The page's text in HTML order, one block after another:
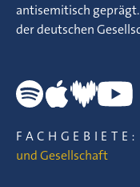
antisemitisch
der deutschen
FACHGEBIETE:
und Gesellschaft